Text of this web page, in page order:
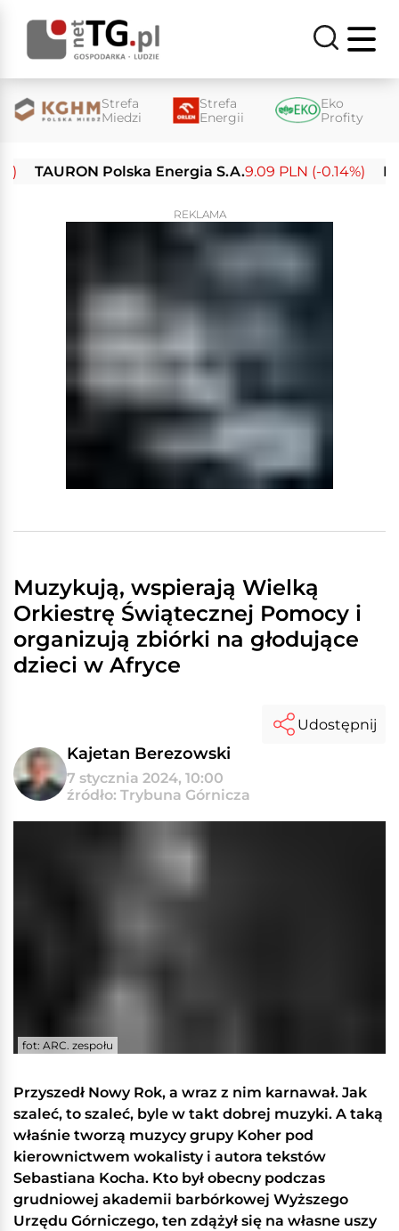
Strefa
Miedzi
Strefa
Energii
Eko
Profity
Polska Energia S.A.9.09 PLN (-0.14%) Enea
REKLAMA
Muzykują, wspierają Wielką
Orkiestrę Świątecznej Pomocy i
organizują zbiórki na głodujące
dzieci w Afryce
Kajetan Berezowski
7 stycznia 2024, 10:00
źródło: Trybuna Górnicza
Udostępnij
fot: ARC. zespołu
Przyszedł Nowy Rok, a wraz z nim karnawał. Jak
szaleć, to szaleć, byle w takt dobrej muzyki. A taką
właśnie tworzą muzycy grupy Koher pod
kierownictwem wokalisty i autora tekstów
Sebastiana Kocha. Kto był obecny podczas
grudniowej akademii barbórkowej Wyższego
Urzędu Górniczego, ten zdążył się na własne uszy